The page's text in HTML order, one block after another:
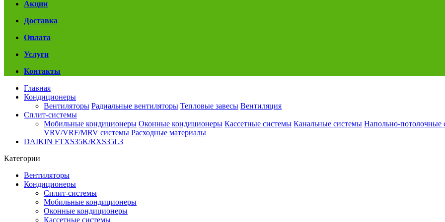
Акции
Доставка
Оплата
Услуги
Контакты
Главная
Кондиционеры
Вентиляторы Радиальные вентиляторы Тепловые завесы Вентиляция
Сплит-системы
Мобильные кондиционеры Оконные кондиционеры Кассетные системы Канальные системы Напольно-потолочные
VRV/VRF/MRV системы Расходные материалы
DAIKIN FTXS35K/RXS35L3
Категории
Вентиляторы
Кондиционеры
Сплит-системы
Мобильные кондиционеры
Оконные кондиционеры
Кассетные системы